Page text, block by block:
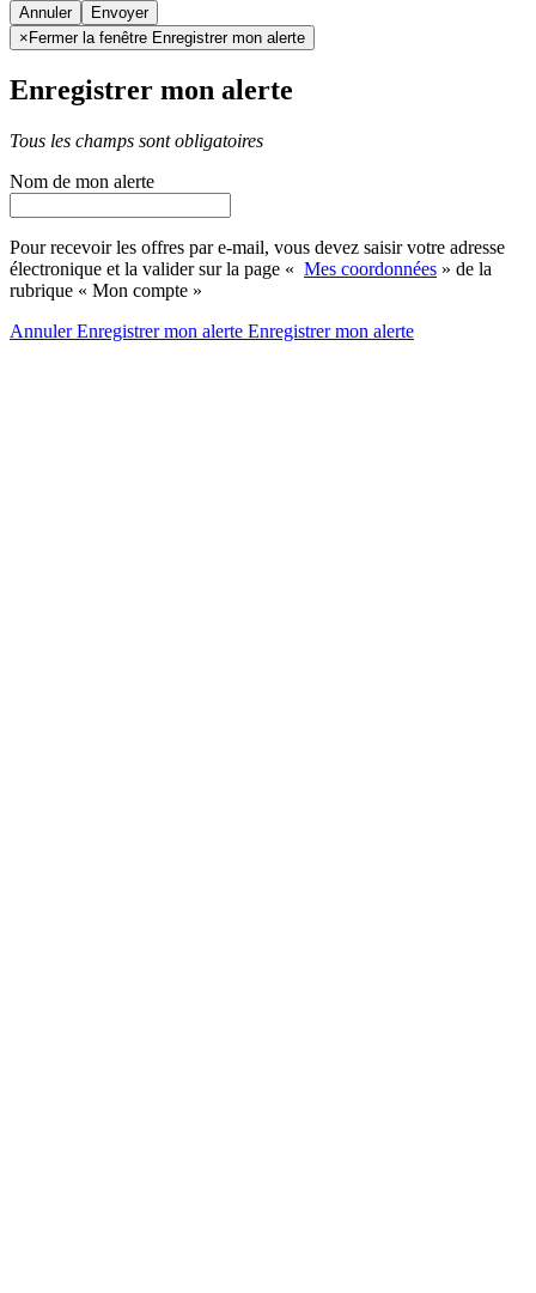
Annuler
× Fermer la fenêtre Enregistrer mon alerte
Enregistrer mon alerte
Tous les champs sont obligatoires
Nom de mon alerte
Pour recevoir les offres par e-mail, vous devez saisir votre adresse
électronique et la valider sur la page « Mes coordonnées » de la
rubrique « Mon compte »
AnnulerEnregistrer mon alerte Enregistrermon alerte